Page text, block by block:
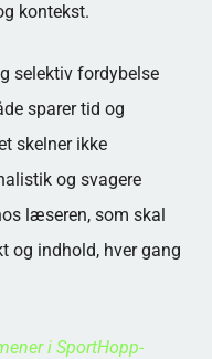
kontekst.
selektiv fordybelse
sparer tid og
skelner ikke
og svagere
læseren, som skal
og indhold, hver gang
i SportHopp-